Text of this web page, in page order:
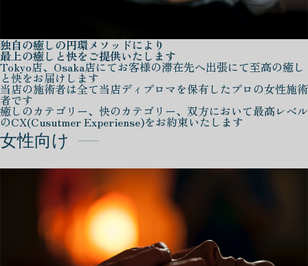
独自の癒しの円環メソッドにより
最上の癒しと快をご提供いたします
Tokyo店、Osaka店にてお客様の滞在先へ出張にて至高の癒し
と快をお届けします
当店の施術者は全て当店ディプロマを保有したプロの女性施術
者です
癒しのカテゴリー、快のカテゴリー、双方において最高レベル
のCX(Cusutmer Experiense)をお約束いたします
女性向け